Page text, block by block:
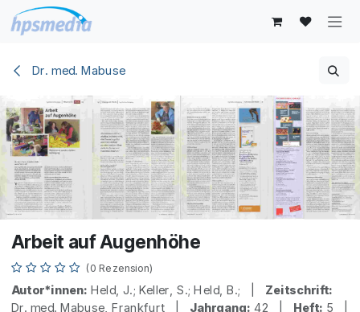
Zum Inhalt springen
Dr. med. Mabuse
Arbeit auf Augenhöhe
(0 Rezension)
Autor*innen: Held, J.; Keller, S.; Held, B.; | Zeitschrift:
Dr. med. Mabuse, Frankfurt | Jahrgang: 42 | Heft: 5 |